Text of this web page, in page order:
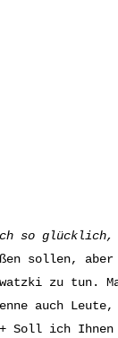
so glücklich,
sollen,
zu tun.
auch
Soll ich